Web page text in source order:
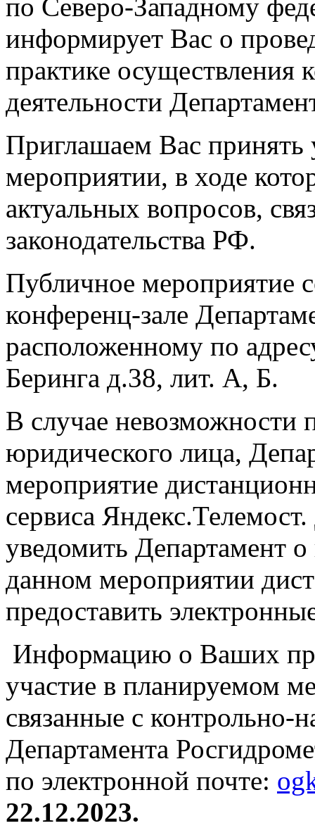
по Северо-Западному
информирует Вас о
практике осуществления
деятельности
Приглашаем Вас принять
мероприятии, в ходе
актуальных вопросов,
законодательства РФ.
Публичное мероприятие
конференц-зале
расположенному по
Беринга д.38, лит. А, Б.
В случае невозможности
юридического лица,
мероприятие
сервиса
уведомить Департамент
данном мероприятии
предоставить
Информацию о Ваших
участие в планируемом
связанные с контрольно-
Департамента
по электронной почте:
22.12.2023.